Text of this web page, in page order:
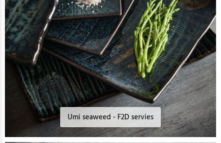
Umi seaweed - F2D servies